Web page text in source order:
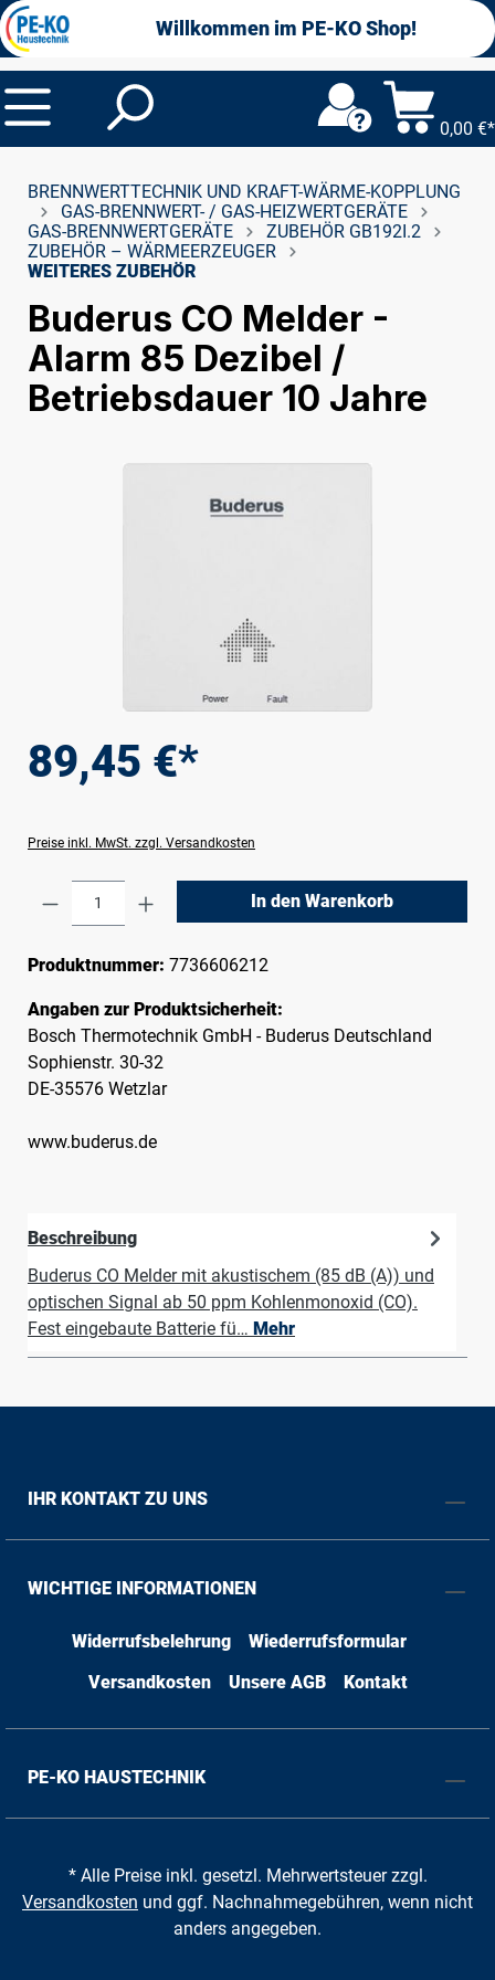
springen Willkommen im PE-KO Shop!
0,00 €*
BRENNWERTTECHNIK UND KRAFT-WÄRME-KOPPLUNG
GAS-BRENNWERT- / GAS-HEIZWERTGERÄTE
GAS-BRENNWERTGERÄTE
ZUBEHÖR GB192I.2
ZUBEHÖR – WÄRMEERZEUGER
WEITERES ZUBEHÖR
Buderus CO Melder -
Alarm 85 Dezibel /
Betriebsdauer 10 Jahre
89,45 €*
Preise inkl. MwSt. zzgl. Versandkosten
Produkt Anzahl: Gib den gewünschten
In den Warenkorb
Produktnummer: 7736606212
Angaben zur Produktsicherheit:
Bosch Thermotechnik GmbH - Buderus Deutschland
Sophienstr. 30-32
DE-35576 Wetzlar
www.buderus.de
Beschreibung
Buderus CO Melder mit akustischem (85 dB (A)) und
optischen Signal ab 50 ppm Kohlenmonoxid (CO).
Fest eingebaute Batterie fü… Mehr
IHR KONTAKT ZU UNS
WICHTIGE INFORMATIONEN
Widerrufsbelehrung
Wiederrufsformular
Versandkosten
Unsere AGB Kontakt
PE-KO HAUSTECHNIK
* Alle Preise inkl. gesetzl. Mehrwertsteuer zzgl.
Versandkosten und ggf. Nachnahmegebühren, wenn nicht
anders angegeben.